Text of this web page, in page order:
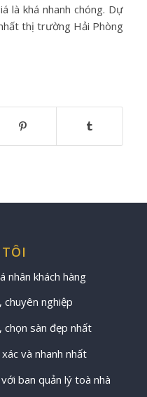
là khá nhanh chóng. Dự
thị trường Hải Phòng
nhân khách hàng
chuyên nghiệp
sàn đẹp nhất
và nhanh nhất
ban quản lý toà nhà